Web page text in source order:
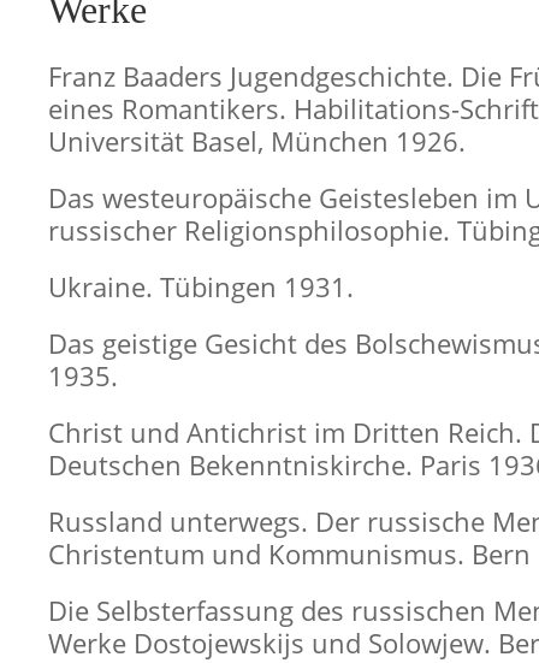
Werke
Franz Baaders Jugendgeschichte. Die
eines Romantikers. Habilitations-
Universität Basel, München 1926.
Das westeuropäische Geistesleben im
russischer Religionsphilosophie.
Ukraine. Tübingen 1931.
Das geistige Gesicht des
1935.
Christ und Antichrist im Dritten Reich.
Deutschen Bekenntniskirche. Paris
Russland unterwegs. Der russische
Christentum und Kommunismus. Bern
Die Selbsterfassung des russischen
Werke Dostojewskijs und Solowjew.